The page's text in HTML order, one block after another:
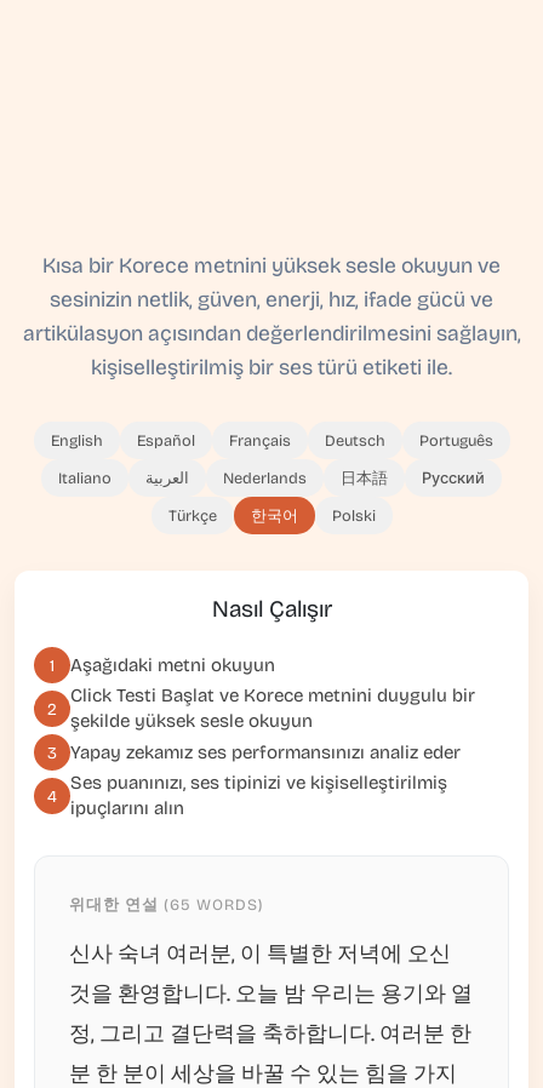
Kısa bir Korece metnini yüksek sesle okuyun ve
sesinizin netlik, güven, enerji, hız, ifade gücü ve
artikülasyon açısından değerlendirilmesini sağlayın,
kişiselleştirilmiş bir ses türü etiketi ile.
English Español Français Deutsch Português
Italiano العربية Nederlands 日本語 Русский
Türkçe 한국어 Polski
Nasıl Çalışır
1 Aşağıdaki metni okuyun
2
Click Testi Başlat ve Korece metnini duygulu bir
şekilde yüksek sesle okuyun
3 Yapay zekamız ses performansınızı analiz eder
4
Ses puanınızı, ses tipinizi ve kişiselleştirilmiş
ipuçlarını alın
위대한 연설 (65 WORDS)
신사 숙녀 여러분, 이 특별한 저녁에 오신
것을 환영합니다. 오늘 밤 우리는 용기와 열
정, 그리고 결단력을 축하합니다. 여러분 한
분 한 분이 세상을 바꿀 수 있는 힘을 가지